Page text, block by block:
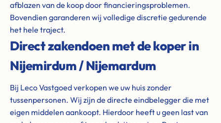
afblazen van de koop door financieringsproblemen.
Bovendien garanderen wij volledige discretie gedurende
het hele traject.
Direct zakendoen met de koper in
Nijemirdum / Nijemardum
Bij Leco Vastgoed verkopen we uw huis zonder
tussenpersonen. Wij zijn de directe eindbelegger die met
eigen middelen aankoopt. Hierdoor heeft u geen last van